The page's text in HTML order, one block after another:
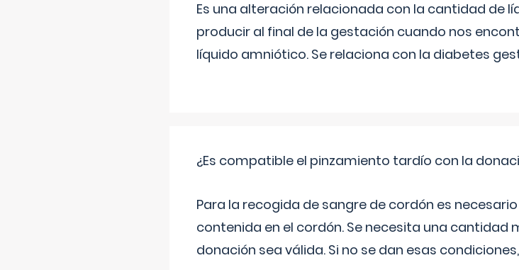
Es una alteración relacionada con la cantidad de
producir al final de la gestación cuando nos
líquido amniótico. Se relaciona con la diabetes
¿Es compatible el pinzamiento tardío con la
Para la recogida de sangre de cordón es
contenida en el cordón. Se necesita una cantidad
donación sea válida. Si no se dan esas